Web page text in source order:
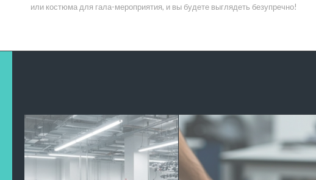
или костюма для гала-мероприятия, и вы будете выглядеть безупречно!